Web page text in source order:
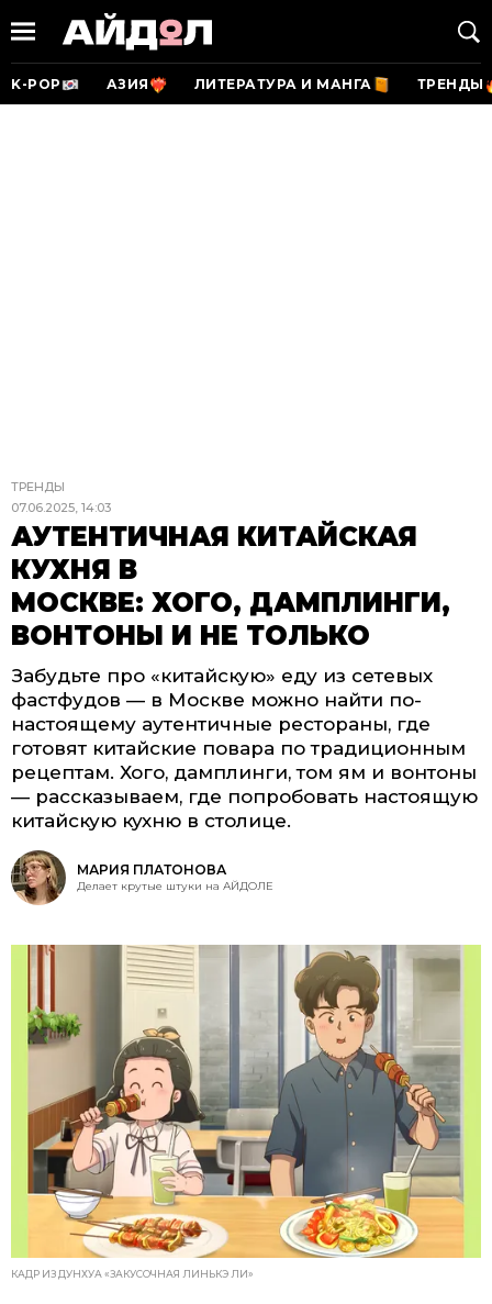
K-POP АЗИЯ ЛИТЕРАТУРА И МАНГА ТРЕНДЫ
ТРЕНДЫ
07.06.2025, 14:03
АУТЕНТИЧНАЯ КИТАЙСКАЯ
КУХНЯ В
МОСКВЕ: ХОГО, ДАМПЛИНГИ,
ВОНТОНЫ И НЕ ТОЛЬКО
Забудьте про «китайскую» еду из сетевых
фастфудов — в Москве можно найти по-
настоящему аутентичные рестораны, где
готовят китайские повара по традиционным
рецептам. Хого, дамплинги, том ям и вонтоны
— рассказываем, где попробовать настоящую
китайскую кухню в столице.
МАРИЯ ПЛАТОНОВА
Делает крутые штуки на АЙДОЛЕ
КАДР ИЗ ДУНХУА «ЗАКУСОЧНАЯ ЛИНЬКЭ ЛИ»